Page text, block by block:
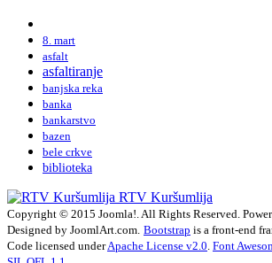
8. mart
asfalt
asfaltiranje
banjska reka
banka
bankarstvo
bazen
bele crkve
biblioteka
RTV Kuršumlija
Copyright © 2015 Joomla!. All Rights Reserved.
Designed by JoomlArt.com. Bootstrap is a front-end
Code licensed underApache License v2.0 Font